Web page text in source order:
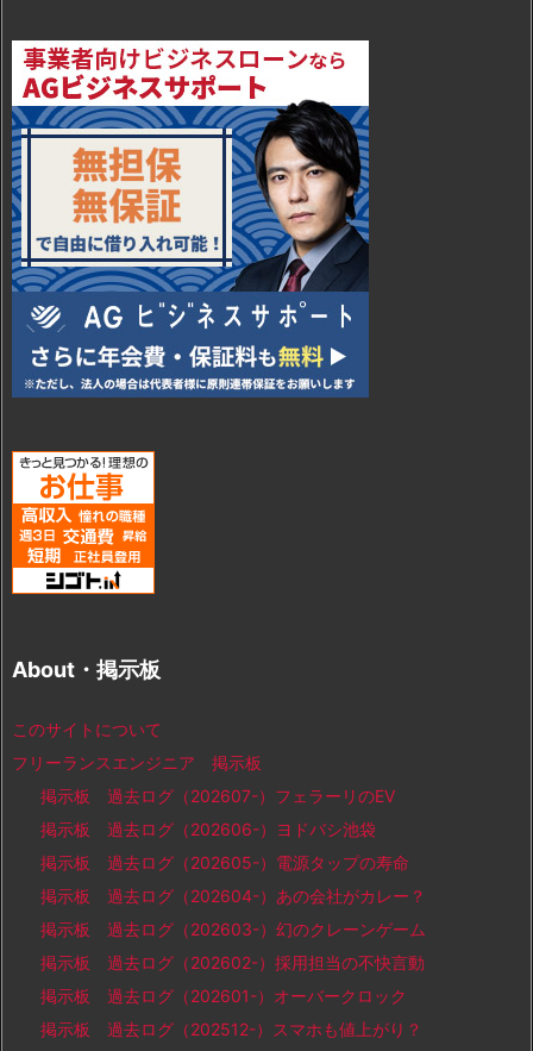
About・掲示板
このサイトについて
フリーランスエンジニア 掲示板
掲示板 過去ログ（202607-）フェラーリのEV
掲示板 過去ログ（202606-）ヨドバシ池袋
掲示板 過去ログ（202605-）電源タップの寿命
掲示板 過去ログ（202604-）あの会社がカレー？
掲示板 過去ログ（202603-）幻のクレーンゲーム
掲示板 過去ログ（202602-）採用担当の不快言動
掲示板 過去ログ（202601-）オーバークロック
掲示板 過去ログ（202512-）スマホも値上がり？